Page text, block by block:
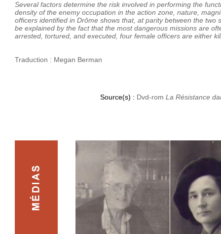
Several factors determine the risk involved in performing the
density of the enemy occupation in the action zone, nature,
officers identified in Drôme shows that, at parity between the
be explained by the fact that the most dangerous missions are
arrested, tortured, and executed, four female officers are either
Traduction : Megan Berman
Source(s) : Dvd-rom La Résistance